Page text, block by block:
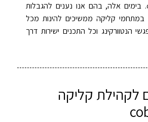
webex ואפליקציית cob. בימים אלה, בהם אנו נענים להגבלות
במתחמי קליקה ממשיכים להינות מכל
הנטוורקינג וכל התכנים ישירות דרך
לקהילת קליקה